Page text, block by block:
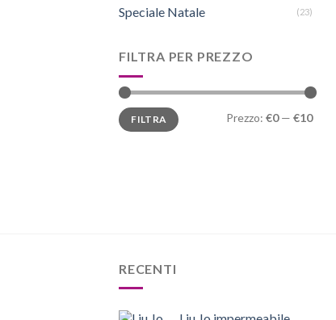
Speciale Natale (23)
FILTRA PER PREZZO
Prezzo
Min
Prezzo
MaxFILTRA Prezzo: €0— €10
RECENTI